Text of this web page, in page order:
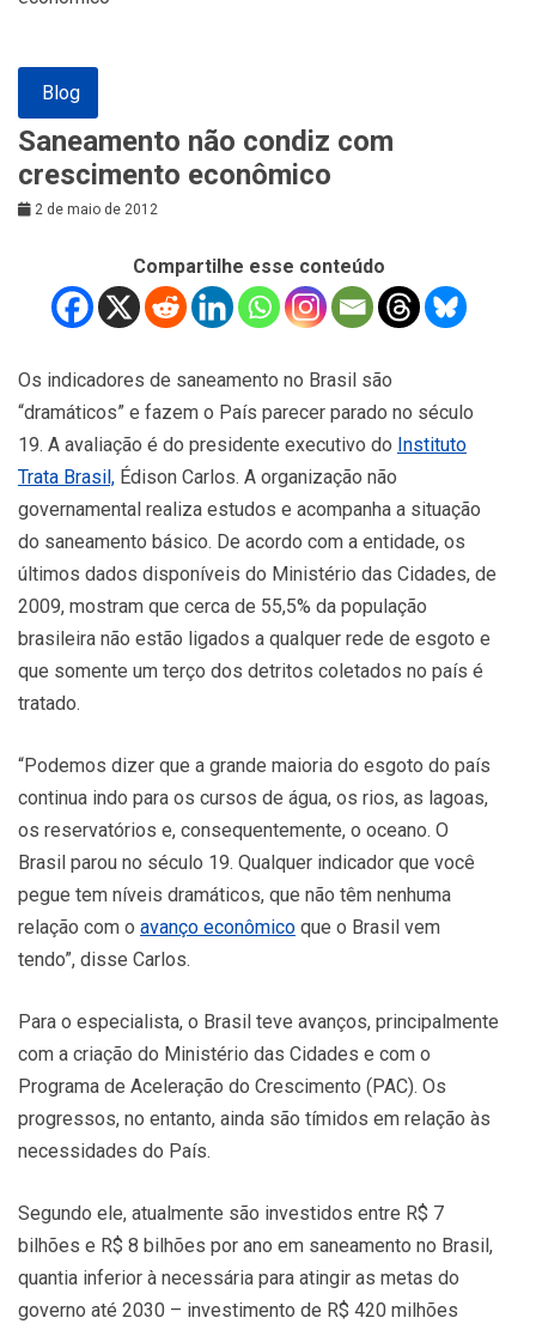
Blog
Saneamento não condiz com
crescimento econômico
2 de maio de 2012
Compartilhe esse conteúdo
Os indicadores de saneamento no Brasil são
“dramáticos” e fazem o País parecer parado no século
19. A avaliação é do presidente executivo do Instituto
Trata Brasil, Édison Carlos. A organização não
governamental realiza estudos e acompanha a situação
do saneamento básico. De acordo com a entidade, os
últimos dados disponíveis do Ministério das Cidades, de
2009, mostram que cerca de 55,5% da população
brasileira não estão ligados a qualquer rede de esgoto e
que somente um terço dos detritos coletados no país é
tratado.
“Podemos dizer que a grande maioria do esgoto do país
continua indo para os cursos de água, os rios, as lagoas,
os reservatórios e, consequentemente, o oceano. O
Brasil parou no século 19. Qualquer indicador que você
pegue tem níveis dramáticos, que não têm nenhuma
relação com o avanço econômico que o Brasil vem
tendo”, disse Carlos.
Para o especialista, o Brasil teve avanços, principalmente
com a criação do Ministério das Cidades e com o
Programa de Aceleração do Crescimento (PAC). Os
progressos, no entanto, ainda são tímidos em relação às
necessidades do País.
Segundo ele, atualmente são investidos entre R$ 7
bilhões e R$ 8 bilhões por ano em saneamento no Brasil,
quantia inferior à necessária para atingir as metas do
governo até 2030 – investimento de R$ 420 milhões